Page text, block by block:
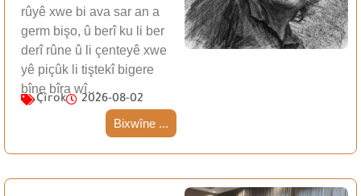
rûyê xwe bi ava sar an a
germ bişo, û berî ku li ber
derî rûne û li çenteyê xwe
yê piçûk li tiştekî bigere
bîne bîra wî…
Çîrok 2026-08-02
Bixwîne ...